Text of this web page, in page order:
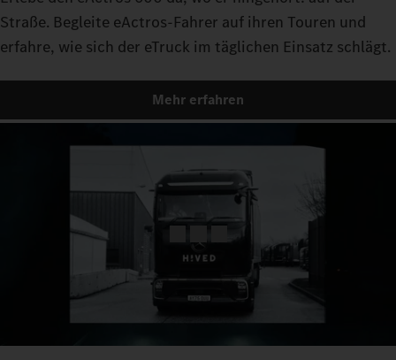
Straße. Begleite eActros-Fahrer auf ihren Touren und
erfahre, wie sich der eTruck im täglichen Einsatz schlägt.
Mehr erfahren